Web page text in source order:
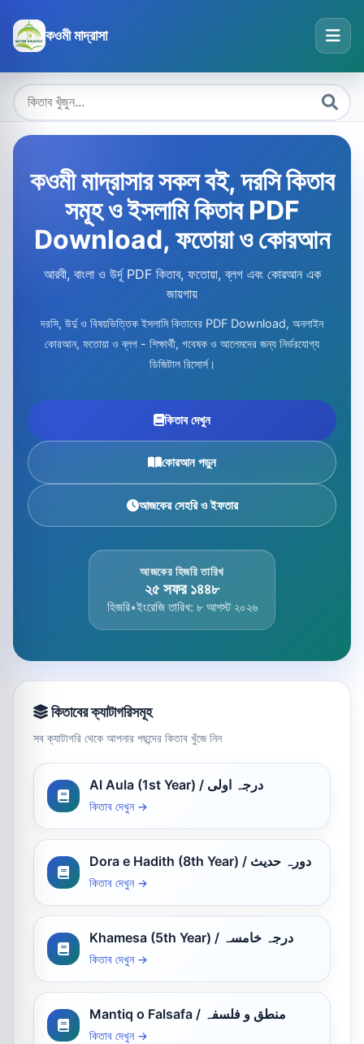
কওমী মাদ্রাসা
কওমী মাদ্রাসার সকল বই, দরসি কিতাব
সমূহ ও ইসলামি কিতাব PDF
Download, ফতোয়া ও কোরআন
আরবী, বাংলা ও উর্দূ PDF কিতাব, ফতোয়া, ব্লগ এবং কোরআন এক
জায়গায়
দরসি, উর্দু ও বিষয়ভিত্তিক ইসলামি কিতাবের PDF Download, অনলাইন
কোরআন, ফতোয়া ও ব্লগ - শিক্ষার্থী, গবেষক ও আলেমদের জন্য নির্ভরযোগ্য
ডিজিটাল রিসোর্স।
কিতাব দেখুন
কোরআন পড়ুন
আজকের সেহরি ও ইফতার
আজকের হিজরি তারিখ
২৫ সফর ১৪৪৮
হিজরি•ইংরেজি তারিখ: ৮ আগস্ট ২০২৬
কিতাবের ক্যাটাগরিসমূহ
সব ক্যাটাগরি থেকে আপনার পছন্দের কিতাব খুঁজে নিন
Al Aula (1st Year) / درجہ اولی
কিতাব দেখুন →
Dora e Hadith (8th Year) / دورہ حدیث
কিতাব দেখুন →
Khamesa (5th Year) / درجہ خامسہ
কিতাব দেখুন →
Mantiq o Falsafa / منطق و فلسفہ
কিতাব দেখুন →